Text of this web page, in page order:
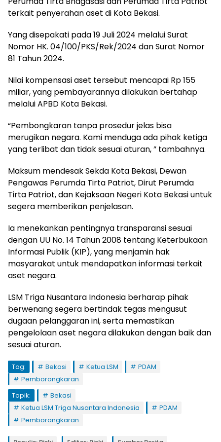
terkait penyerahan aset di Kota Bekasi.
Yang disepakati pada 19 Juli 2024 melalui Surat
Nomor HK. 04/100/PKS/Rek/2024 dan Surat Nomor
81 Tahun 2024.
Nilai kompensasi aset tersebut mencapai Rp 155
miliar, yang pembayarannya dilakukan bertahap
melalui APBD Kota Bekasi.
“Pembongkaran tanpa prosedur jelas bisa
merugikan negara. Kami menduga ada pihak ketiga
yang terlibat dan tidak sesuai aturan, ” tambahnya.
Maksum mendesak Sekda Kota Bekasi, Dewan
Pengawas Perumda Tirta Patriot, Dirut Perumda
Tirta Patriot, dan Kejaksaan Negeri Kota Bekasi untuk
segera memberikan penjelasan.
Ia menekankan pentingnya transparansi sesuai
dengan UU No. 14 Tahun 2008 tentang Keterbukaan
Informasi Publik (KIP), yang menjamin hak
masyarakat untuk mendapatkan informasi terkait
aset negara.
LSM Triga Nusantara Indonesia berharap pihak
berwenang segera bertindak tegas mengusut
dugaan pelanggaran ini, serta memastikan
pengelolaan aset negara dilakukan dengan baik dan
sesuai aturan.
Tag: Bekasi Ketua LSM
PDAM
Pemborongkaran
Topik:
Bekasi
Ketua LSM Triga Nusantara Indonesia
PDAM
Pemborangkaran